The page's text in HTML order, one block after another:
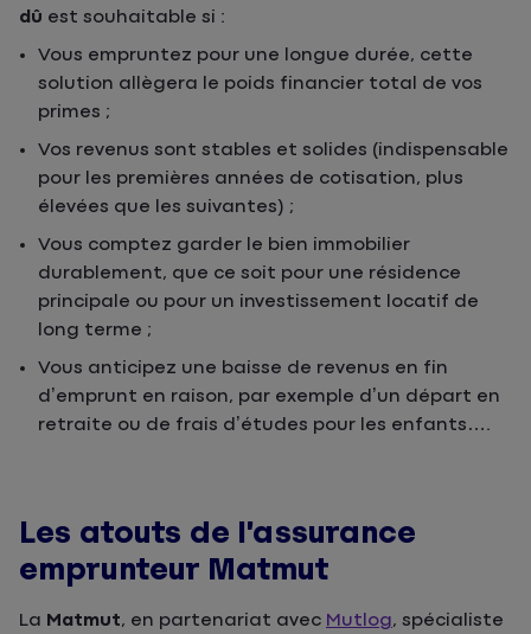
dû est souhaitable si :
Vous empruntez pour une longue durée, cette
solution allègera le poids financier total de vos
primes ;
Vos revenus sont stables et solides (indispensable
pour les premières années de cotisation, plus
élevées que les suivantes) ;
Vous comptez garder le bien immobilier
durablement, que ce soit pour une résidence
principale ou pour un investissement locatif de
long terme ;
Vous anticipez une baisse de revenus en fin
d’emprunt en raison, par exemple d’un départ en
retraite ou de frais d’études pour les enfants….
Les atouts de l’assurance
emprunteur Matmut
La Matmut, en partenariat avec Mutlog, spécialiste